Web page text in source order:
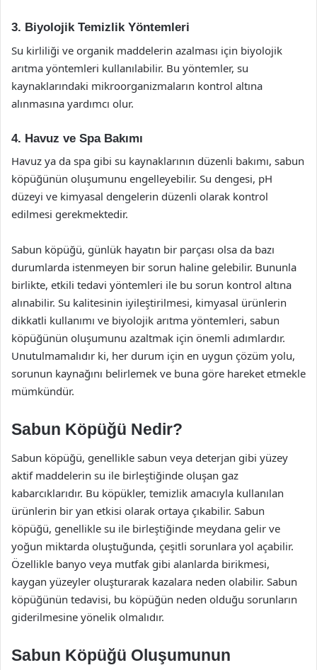
3. Biyolojik Temizlik Yöntemleri
Su kirliliği ve organik maddelerin azalması için biyolojik
arıtma yöntemleri kullanılabilir. Bu yöntemler, su
kaynaklarındaki mikroorganizmaların kontrol altına
alınmasına yardımcı olur.
4. Havuz ve Spa Bakımı
Havuz ya da spa gibi su kaynaklarının düzenli bakımı, sabun
köpüğünün oluşumunu engelleyebilir. Su dengesi, pH
düzeyi ve kimyasal dengelerin düzenli olarak kontrol
edilmesi gerekmektedir.
Sabun köpüğü, günlük hayatın bir parçası olsa da bazı
durumlarda istenmeyen bir sorun haline gelebilir. Bununla
birlikte, etkili tedavi yöntemleri ile bu sorun kontrol altına
alınabilir. Su kalitesinin iyileştirilmesi, kimyasal ürünlerin
dikkatli kullanımı ve biyolojik arıtma yöntemleri, sabun
köpüğünün oluşumunu azaltmak için önemli adımlardır.
Unutulmamalıdır ki, her durum için en uygun çözüm yolu,
sorunun kaynağını belirlemek ve buna göre hareket etmekle
mümkündür.
Sabun Köpüğü Nedir?
Sabun köpüğü, genellikle sabun veya deterjan gibi yüzey
aktif maddelerin su ile birleştiğinde oluşan gaz
kabarcıklarıdır. Bu köpükler, temizlik amacıyla kullanılan
ürünlerin bir yan etkisi olarak ortaya çıkabilir. Sabun
köpüğü, genellikle su ile birleştiğinde meydana gelir ve
yoğun miktarda oluştuğunda, çeşitli sorunlara yol açabilir.
Özellikle banyo veya mutfak gibi alanlarda birikmesi,
kaygan yüzeyler oluşturarak kazalara neden olabilir. Sabun
köpüğünün tedavisi, bu köpüğün neden olduğu sorunların
giderilmesine yönelik olmalıdır.
Sabun Köpüğü Oluşumunun